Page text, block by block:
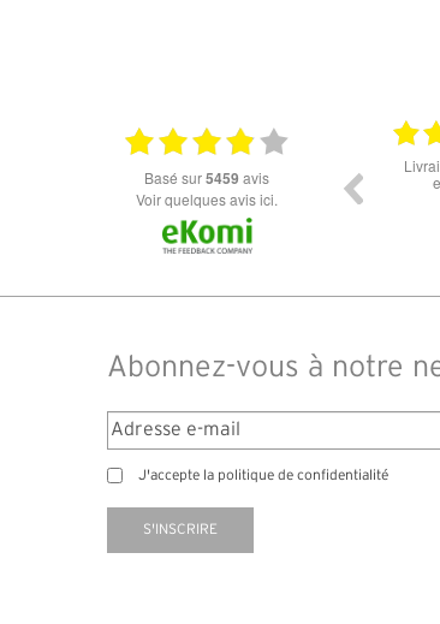
basé sur5459 avis
Voir quelques avis ici.
dans les types de lunettes. Attention: les stocks
des différents produits ne sont pas à jour. J'ai
commandé des lunettes Nike disponible sous 7 à
14 jours. J'ai reçu sous 3 jours. Attention aux avis
truspilot qui reflètent pas le site
tout
Abonnez-vous à notre
J'accepte la politique de confidentialité
S'INSCRIRE